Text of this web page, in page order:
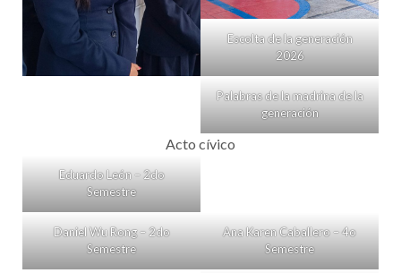
Escolta de la generación
2026
Palabras de la madrina de la
generación
Acto cívico
Eduardo León – 2do
Semestre
Daniel Wu Rong – 2do
Semestre
Ana Karen Caballero – 4o
Semestre